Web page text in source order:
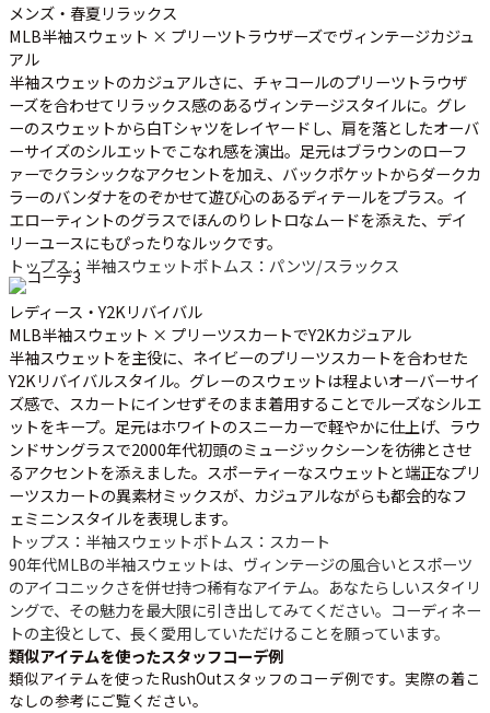
メンズ・春夏リラックス
MLB半袖スウェット × プリーツトラウザーズでヴィンテージカジュ
アル
半袖スウェットのカジュアルさに、チャコールのプリーツトラウザ
ーズを合わせてリラックス感のあるヴィンテージスタイルに。グレ
ーのスウェットから白Tシャツをレイヤードし、肩を落としたオーバ
ーサイズのシルエットでこなれ感を演出。足元はブラウンのローフ
ァーでクラシックなアクセントを加え、バックポケットからダークカ
ラーのバンダナをのぞかせて遊び心のあるディテールをプラス。イ
エローティントのグラスでほんのりレトロなムードを添えた、デイ
リーユースにもぴったりなルックです。
トップス：半袖スウェットボトムス：パンツ/スラックス
レディース・Y2Kリバイバル
MLB半袖スウェット × プリーツスカートでY2Kカジュアル
半袖スウェットを主役に、ネイビーのプリーツスカートを合わせた
Y2Kリバイバルスタイル。グレーのスウェットは程よいオーバーサイ
ズ感で、スカートにインせずそのまま着用することでルーズなシルエ
ットをキープ。足元はホワイトのスニーカーで軽やかに仕上げ、ラウ
ンドサングラスで2000年代初頭のミュージックシーンを彷彿とさせ
るアクセントを添えました。スポーティーなスウェットと端正なプリ
ーツスカートの異素材ミックスが、カジュアルながらも都会的なフ
ェミニンスタイルを表現します。
トップス：半袖スウェットボトムス：スカート
90年代MLBの半袖スウェットは、ヴィンテージの風合いとスポーツ
のアイコニックさを併せ持つ稀有なアイテム。あなたらしいスタイリ
ングで、その魅力を最大限に引き出してみてください。コーディネー
トの主役として、長く愛用していただけることを願っています。
類似アイテムを使ったスタッフコーデ例
類似アイテムを使ったRushOutスタッフのコーデ例です。実際の着こ
なしの参考にご覧ください。